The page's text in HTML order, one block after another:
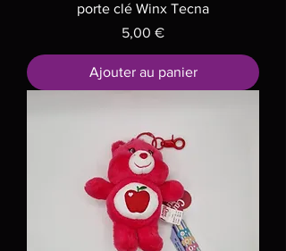
porte clé Winx Tecna
Prix
5,00 €
Ajouter au panier